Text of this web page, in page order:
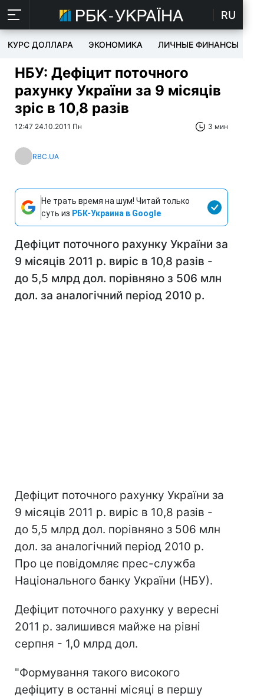
RU
КУРС ДОЛЛАРА ЭКОНОМИКА ЛИЧНЫЕ ФИНАНСЫ
НБУ: Дефіцит поточного
рахунку України за 9 місяців
зріс в 10,8 разів
12:47 24.10.2011 Пн 3 мин
RBC.UA
Не трать время на шум! Читай только
суть из РБК-Украина в Google
Дефіцит поточного рахунку України за
9 місяців 2011 р. виріс в 10,8 разів -
до 5,5 млрд дол. порівняно з 506 млн
дол. за аналогічний період 2010 р.
Дефіцит поточного рахунку України за
9 місяців 2011 р. виріс в 10,8 разів -
до 5,5 млрд дол. порівняно з 506 млн
дол. за аналогічний період 2010 р.
Про це повідомляє прес-служба
Національного банку України (НБУ).
Дефіцит поточного рахунку у вересні
2011 р. залишився майже на рівні
серпня - 1,0 млрд дол.
"Формування такого високого
дефіциту в останні місяці в першу